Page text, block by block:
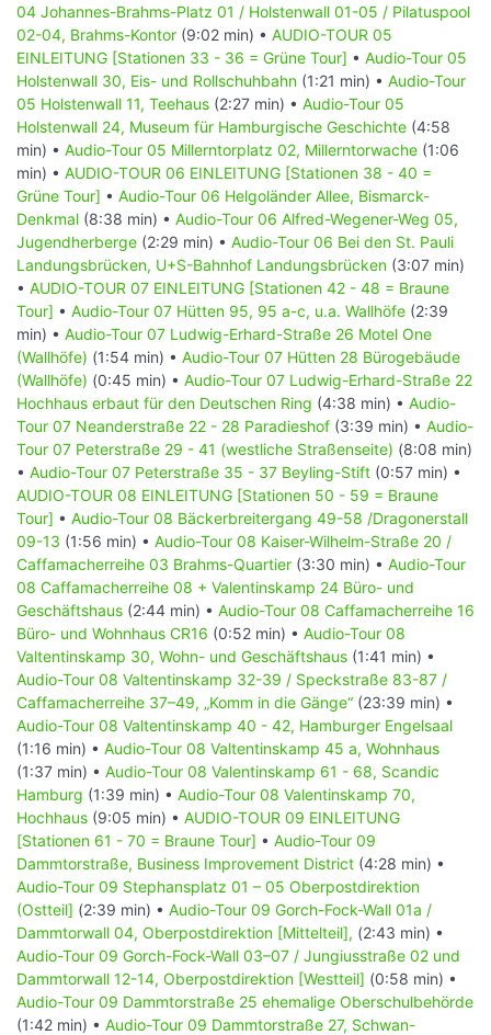
Braun:Wenn Sie die Audio-Touren 07 -09 in der
Innenstadt sowie die Audio-Touren 17 + 18 an der Elbe
wählen, so sind dies überwiegend Wohnungs-und
Bürobauten. Auf knapp 3 Stunden Hör-Dauer können Sie
auf fast 6 km rund 42 Stationen auf diesen Audio-Touren
betrachten. Dies sind für die Innenstadt 27 Stationen auf
3,7 km für ca. 1 Stunde und 40 Minuten und für Audio-
Touren 17 + 18 an der Elbe für 15 Stationen auf 1 Stunde
und 12 Minuten für 2,2 km.
Rosa:Wenn Sie die Audio-Touren 10 - 13 wählen, so sind
dies überwiegend Geschäfts-und Bürobauten mit 2
Stunden Hör-Dauer mit 4,2 km und 34 Stationen.
Blau:Wenn Sie die Audio-Touren 14 - 16 wählen, so sind
dies überwiegend reine Geschäftsbauten mit Hunderten
von Läden. Für die drei Audio-Touren stehen knapp 1
Stunde und 45 Minuten Hör-Dauer für 41 Stationen zur
Verfügung. Für diese Audio-Touren sind rund zur 2,9 km
einzuplanen.
ÜBERSICHT DER 18 AUDIO-TOUREN
Audio-Tour 01 Esplanade mit Gustav-
Mahler-Park [Stationen 01 - 08 = Grüne
Tour]
08 Besichtigungspunkte ca. 28 Minuten Betrachtung und
22:40Minuten Hör-Dauer.
Ausgangspunkt für die 8 Besichtigungspunkte ist die
Esplanade Ecke Neuer Jungfernstieg. Von hier geht es auf
der nördlichen Seite der Esplanade bis zur Kreuzung
Neuer Jungfernstieg und dann durch den Park bis zum
Dammtordamm. Von hier gelangt man über die
Fußgängerbrücke zur Tour 02.
Die erste Tour befindet sich auf dem historischen
Wallanlagen, dem heutigen grünen Band von der Alster bis
an die Elbe.
Audio-Tour 02 Alter Botanischer Garten
[Stationen 09 -13 = Grüne Tour]
03 Besichtigungspunkte ca. 22 Minuten Betrachtung und
15:30Minuten Hör-Dauer.
04 Johannes-Brahms-Platz 01 / Holstenwall 01-05 / Pilatuspool
02-04, Brahms-Kontor (9:02 min) • AUDIO-TOUR 05
EINLEITUNG [Stationen 33 - 36 = Grüne Tour] • Audio-Tour 05
Holstenwall 30, Eis- und Rollschuhbahn (1:21 min) • Audio-Tour
05 Holstenwall 11, Teehaus (2:27 min) • Audio-Tour 05
Holstenwall 24, Museum für Hamburgische Geschichte (4:58
min) • Audio-Tour 05 Millerntorplatz 02, Millerntorwache (1:06
min) • AUDIO-TOUR 06 EINLEITUNG [Stationen 38 - 40 =
Grüne Tour] • Audio-Tour 06 Helgoländer Allee, Bismarck-
Denkmal (8:38 min) • Audio-Tour 06 Alfred-Wegener-Weg 05,
Jugendherberge (2:29 min) • Audio-Tour 06 Bei den St. Pauli
Landungsbrücken, U+S-Bahnhof Landungsbrücken (3:07 min)
• AUDIO-TOUR 07 EINLEITUNG [Stationen 42 - 48 = Braune
Tour] • Audio-Tour 07 Hütten 95, 95 a-c, u.a. Wallhöfe (2:39
min) • Audio-Tour 07 Ludwig-Erhard-Straße 26 Motel One
(Wallhöfe) (1:54 min) • Audio-Tour 07 Hütten 28 Bürogebäude
(Wallhöfe) (0:45 min) • Audio-Tour 07 Ludwig-Erhard-Straße 22
Hochhaus erbaut für den Deutschen Ring (4:38 min) • Audio-
Tour 07 Neanderstraße 22 - 28 Paradieshof (3:39 min) • Audio-
Tour 07 Peterstraße 29 - 41 (westliche Straßenseite) (8:08 min)
• Audio-Tour 07 Peterstraße 35 - 37 Beyling-Stift (0:57 min) •
AUDIO-TOUR 08 EINLEITUNG [Stationen 50 - 59 = Braune
Tour] • Audio-Tour 08 Bäckerbreitergang 49-58 /Dragonerstall
09-13 (1:56 min) • Audio-Tour 08 Kaiser-Wilhelm-Straße 20 /
Caffamacherreihe 03 Brahms-Quartier (3:30 min) • Audio-Tour
08 Caffamacherreihe 08 + Valentinskamp 24 Büro- und
Geschäftshaus (2:44 min) • Audio-Tour 08 Caffamacherreihe 16
Büro- und Wohnhaus CR16 (0:52 min) • Audio-Tour 08
Valtentinskamp 30, Wohn- und Geschäftshaus (1:41 min) •
Audio-Tour 08 Valtentinskamp 32-39 / Speckstraße 83-87 /
Caffamacherreihe 37–49, „Komm in die Gänge“ (23:39 min) •
Audio-Tour 08 Valtentinskamp 40 - 42, Hamburger Engelsaal
(1:16 min) • Audio-Tour 08 Valtentinskamp 45 a, Wohnhaus
(1:37 min) • Audio-Tour 08 Valentinskamp 61 - 68, Scandic
Hamburg (1:39 min) • Audio-Tour 08 Valentinskamp 70,
Hochhaus (9:05 min) • AUDIO-TOUR 09 EINLEITUNG
[Stationen 61 - 70 = Braune Tour] • Audio-Tour 09
Dammtorstraße, Business Improvement District (4:28 min) •
Audio-Tour 09 Stephansplatz 01 – 05 Oberpostdirektion
(Ostteil] (2:39 min) • Audio-Tour 09 Gorch-Fock-Wall 01a /
Dammtorwall 04, Oberpostdirektion [Mittelteil], (2:43 min) •
Audio-Tour 09 Gorch-Fock-Wall 03–07 / Jungiusstraße 02 und
Dammtorwall 12-14, Oberpostdirektion [Westteil] (0:58 min) •
Audio-Tour 09 Dammtorstraße 25 ehemalige Oberschulbehörde
(1:42 min) • Audio-Tour 09 Dammtorstraße 27, Schwan-